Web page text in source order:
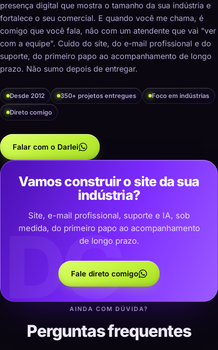
presença digital que mostra o tamanho da sua indústria e
fortalece o seu comercial. E quando você me chama, é
comigo que você fala, não com um atendente que vai "ver
com a equipe". Cuido do site, do e-mail profissional e do
suporte, do primeiro papo ao acompanhamento de longo
prazo. Não sumo depois de entregar.
Desde 2012 350+ projetos entregues Foco em indústrias
Direto comigo
Falar com o Darlei
DC
Vamos construir o site da sua
indústria?
Site, e-mail profissional, suporte e IA, sob
medida, do primeiro papo ao acompanhamento
de longo prazo.
Fale direto comigo
AINDA COM DÚVIDA?
Perguntas frequentes